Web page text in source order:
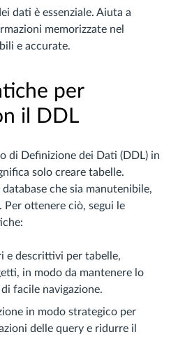
dati è essenziale. Aiuta a
memorizzate nel
e accurate.
per
il DDL
di Definizione dei Dati (DDL) in
solo creare tabelle.
che sia manutenibile,
ottenere ciò, segui le
e descrittivi per tabelle,
in modo da mantenere lo
facile navigazione.
in modo strategico per
delle query e ridurre il